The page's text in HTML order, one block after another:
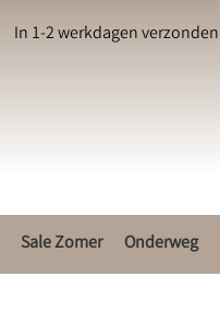
In 1-2 werkdagen verzonden |
Sale Zomer Onderweg